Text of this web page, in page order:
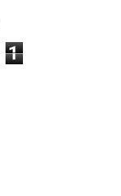
1